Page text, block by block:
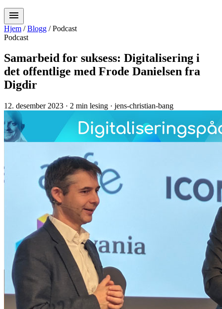
menu
Hjem / Blogg / Podcast
Podcast
Samarbeid for suksess: Digitalisering i
det offentlige med Frode Danielsen fra
Digdir
12. desember 2023 · 2 min lesing · jens-christian-bang